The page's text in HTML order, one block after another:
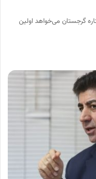
گرجستان می‌خواهد اولین